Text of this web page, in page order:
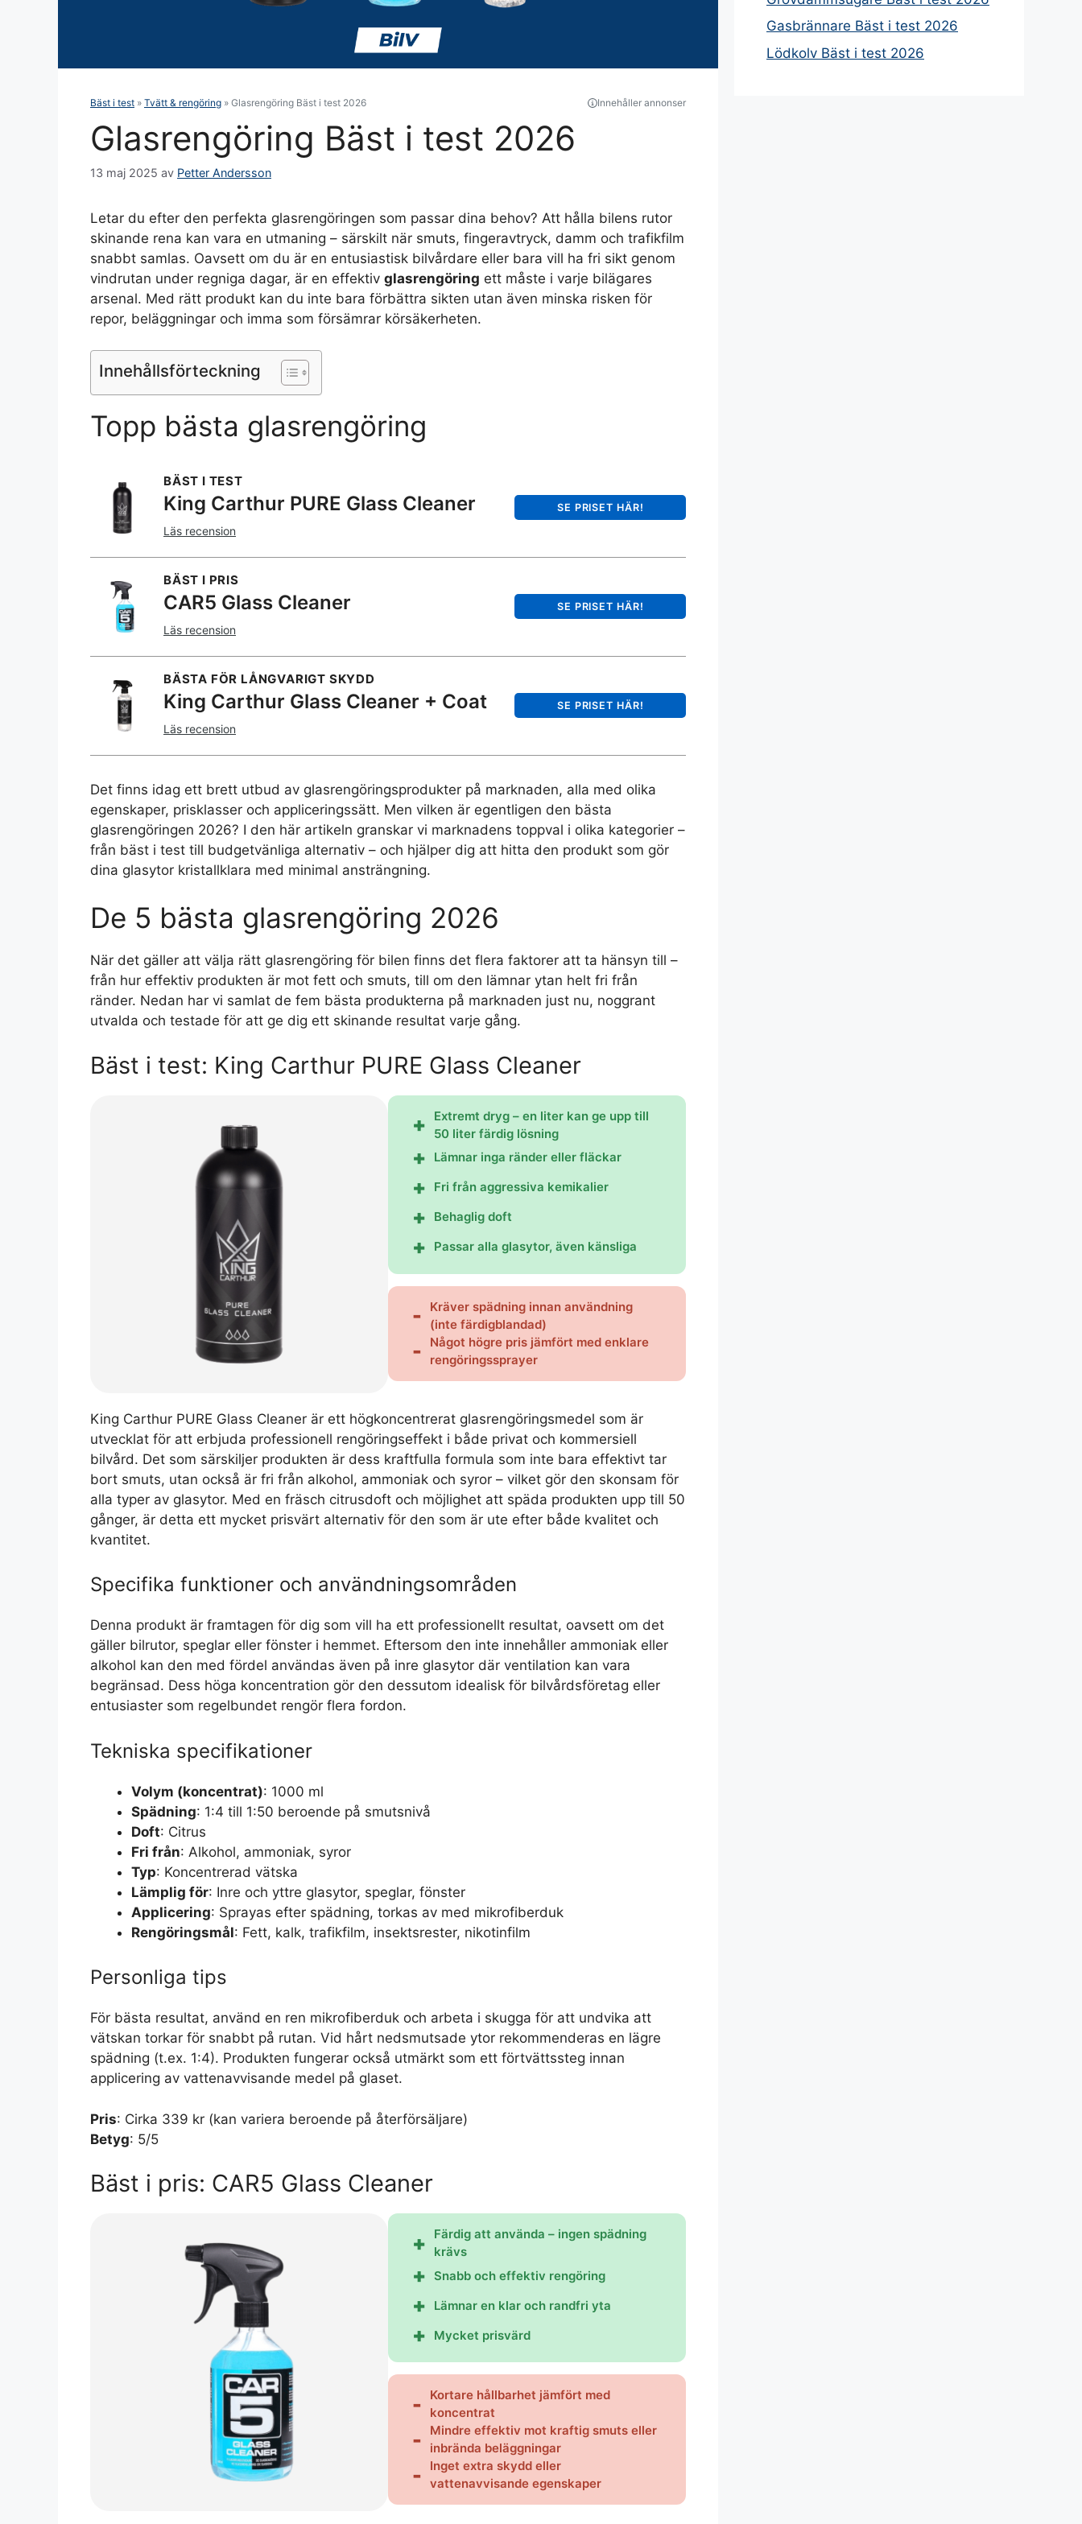
Bäst i test » Tvätt & rengöring » Glasrengöring Bäst i test 2026 Innehåller annonser
Glasrengöring Bäst i test 2026
13 maj 2025 av Petter Andersson
Letar du efter den perfekta glasrengöringen som passar dina behov? Att hålla bilens rutor
skinande rena kan vara en utmaning – särskilt när smuts, fingeravtryck, damm och trafikfilm
snabbt samlas. Oavsett om du är en entusiastisk bilvårdare eller bara vill ha fri sikt genom
vindrutan under regniga dagar, är en effektiv glasrengöring ett måste i varje bilägares
arsenal. Med rätt produkt kan du inte bara förbättra sikten utan även minska risken för
repor, beläggningar och imma som försämrar körsäkerheten.
Innehållsförteckning
Topp bästa glasrengöring
BÄST I TEST
King Carthur PURE Glass Cleaner SE PRISET HÄR!
Läs recension
BÄST I PRIS
CAR5 Glass Cleaner SE PRISET HÄR!
Läs recension
BÄSTA FÖR LÅNGVARIGT SKYDD
King Carthur Glass Cleaner + Coat SE PRISET HÄR!
Läs recension
Det finns idag ett brett utbud av glasrengöringsprodukter på marknaden, alla med olika
egenskaper, prisklasser och appliceringssätt. Men vilken är egentligen den bästa
glasrengöringen 2026? I den här artikeln granskar vi marknadens toppval i olika kategorier –
från bäst i test till budgetvänliga alternativ – och hjälper dig att hitta den produkt som gör
dina glasytor kristallklara med minimal ansträngning.
De 5 bästa glasrengöring 2026
När det gäller att välja rätt glasrengöring för bilen finns det flera faktorer att ta hänsyn till –
från hur effektiv produkten är mot fett och smuts, till om den lämnar ytan helt fri från
ränder. Nedan har vi samlat de fem bästa produkterna på marknaden just nu, noggrant
utvalda och testade för att ge dig ett skinande resultat varje gång.
Bäst i test: King Carthur PURE Glass Cleaner
Extremt dryg – en liter kan ge upp till
50 liter färdig lösning
Lämnar inga ränder eller fläckar
Fri från aggressiva kemikalier
Behaglig doft
Passar alla glasytor, även känsliga
Kräver spädning innan användning
(inte färdigblandad)
Något högre pris jämfört med enklare
rengöringssprayer
King Carthur PURE Glass Cleaner är ett högkoncentrerat glasrengöringsmedel som är
utvecklat för att erbjuda professionell rengöringseffekt i både privat och kommersiell
bilvård. Det som särskiljer produkten är dess kraftfulla formula som inte bara effektivt tar
bort smuts, utan också är fri från alkohol, ammoniak och syror – vilket gör den skonsam för
alla typer av glasytor. Med en fräsch citrusdoft och möjlighet att späda produkten upp till 50
gånger, är detta ett mycket prisvärt alternativ för den som är ute efter både kvalitet och
kvantitet.
Specifika funktioner och användningsområden
Denna produkt är framtagen för dig som vill ha ett professionellt resultat, oavsett om det
gäller bilrutor, speglar eller fönster i hemmet. Eftersom den inte innehåller ammoniak eller
alkohol kan den med fördel användas även på inre glasytor där ventilation kan vara
begränsad. Dess höga koncentration gör den dessutom idealisk för bilvårdsföretag eller
entusiaster som regelbundet rengör flera fordon.
Tekniska specifikationer
Volym (koncentrat): 1000 ml
Spädning: 1:4 till 1:50 beroende på smutsnivå
Doft: Citrus
Fri från: Alkohol, ammoniak, syror
Typ: Koncentrerad vätska
Lämplig för: Inre och yttre glasytor, speglar, fönster
Applicering: Sprayas efter spädning, torkas av med mikrofiberduk
Rengöringsmål: Fett, kalk, trafikfilm, insektsrester, nikotinfilm
Personliga tips
För bästa resultat, använd en ren mikrofiberduk och arbeta i skugga för att undvika att
vätskan torkar för snabbt på rutan. Vid hårt nedsmutsade ytor rekommenderas en lägre
spädning (t.ex. 1:4). Produkten fungerar också utmärkt som ett förtvättssteg innan
applicering av vattenavvisande medel på glaset.
Pris: Cirka 339 kr (kan variera beroende på återförsäljare)
Betyg: 5/5
Bäst i pris: CAR5 Glass Cleaner
Färdig att använda – ingen spädning
krävs
Snabb och effektiv rengöring
Lämnar en klar och randfri yta
Mycket prisvärd
Kortare hållbarhet jämfört med
koncentrat
Mindre effektiv mot kraftig smuts eller
inbrända beläggningar
Inget extra skydd eller
vattenavvisande egenskaper
Gasbrännare Bäst i test 2026
Lödkolv Bäst i test 2026